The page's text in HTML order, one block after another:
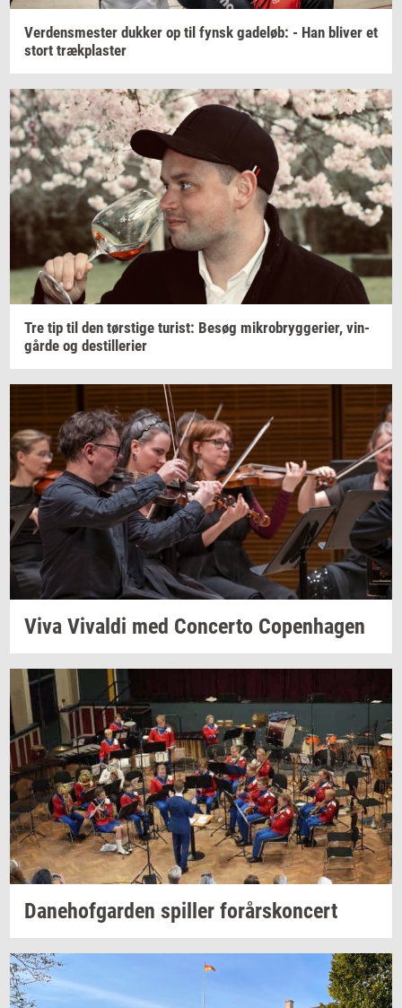
Ver­dens­me­ster duk­ker op til fynsk ga­de­løb: - Han bli­ver et
stort træk­pla­ster
Tre tip til den tørsti­ge turist: Besøg mi­kro­bryg­ge­ri­er, vin­
går­de og destil­le­ri­er
Viva Vi­val­di med Con­cer­to Co­pen­ha­gen
Da­ne­hof­gar­den spil­ler for­års­kon­cert